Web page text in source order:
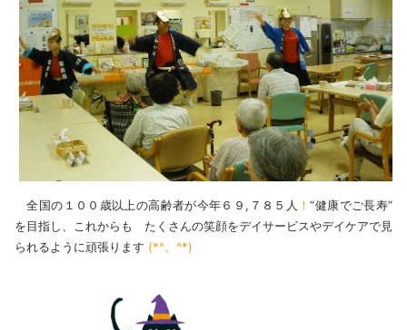
全国の１００歳以上の高齢者が今年６９,７８５人 ！“健康でご長寿“
を目指し、これからも たくさんの笑顔をデイサービスやデイケアで見
られるように頑張ります (*^。^*)